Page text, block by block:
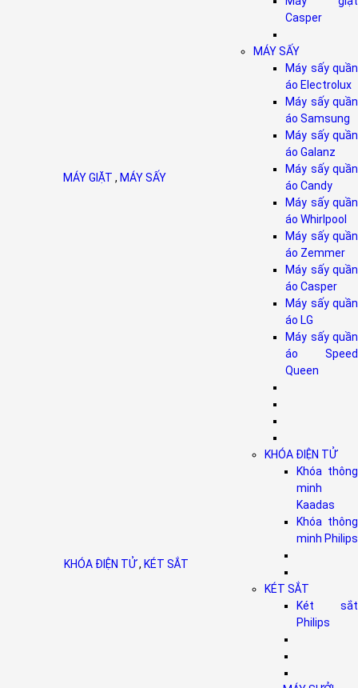
MÁY GIẶT , MÁY SẤY
Casper
MÁY SẤY
Máy sấy quần
áo Electrolux
Máy sấy quần
áo Samsung
Máy sấy quần
áo Galanz
Máy sấy quần
áo Candy
Máy sấy quần
áo Whirlpool
Máy sấy quần
áo Zemmer
Máy sấy quần
áo Casper
Máy sấy quần
áo LG
Máy sấy quần
áo Speed
Queen
KHÓA ĐIỆN TỬ, KÉT SẮT
KHÓA ĐIỆN TỬ
Khóa thông
minh
Kaadas
Khóa thông
minh Philips
KÉT SẮT
Két sắt
Philips